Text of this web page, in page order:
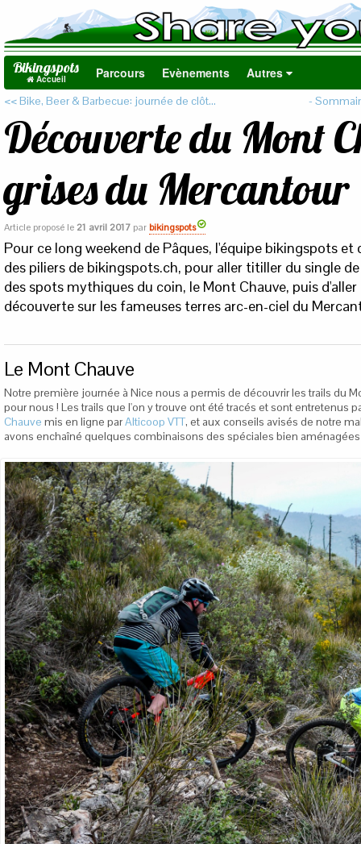
Bikingspots
Accueil Parcours Evènements Autres
<< Bike, Beer & Barbecue: journée de clôt... -
Découverte du Mont
grises du Mercantour
Article proposé le 21 avril 2017 parbikingspots
Pour ce long weekend de Pâques, l'équipe bikingspots
des piliers de bikingspots.ch, pour aller titiller du single
des spots mythiques du coin, le Mont Chauve, puis
découverte sur les fameuses terres arc-en-ciel du
Le Mont Chauve
Notre première journée à Nice nous a permis de découvrir les trails du
pour nous ! Les trails que l'on y trouve ont été tracés et sont entretenus
Chauve mis en ligne parAlticoop VTT, et aux conseils avisés de notre
avons enchaîné quelques combinaisons des spéciales bien